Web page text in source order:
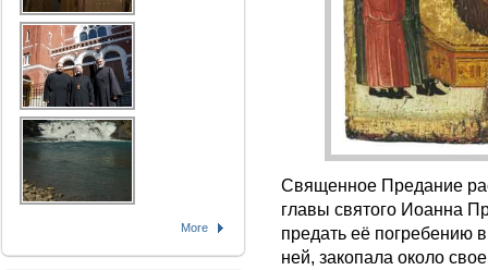
Священное Предание
главы святого Иоанна
предать её погребению
ней, закопала около
More